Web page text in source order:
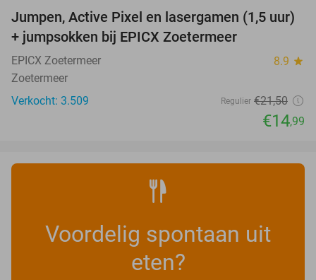
30%
Jumpen, Active Pixel en lasergamen (1,5 uur)
+ jumpsokken bij EPICX Zoetermeer
EPICX Zoetermeer 8.9 star
Zoetermeer
Verkocht: 3.509
Regulier €21,50
€14,99
Voordelig spontaan uit
eten?